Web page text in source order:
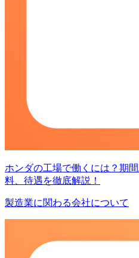
ホンダの工場で働くには？期
料、待遇を徹底解説！
製造業に関わる会社について